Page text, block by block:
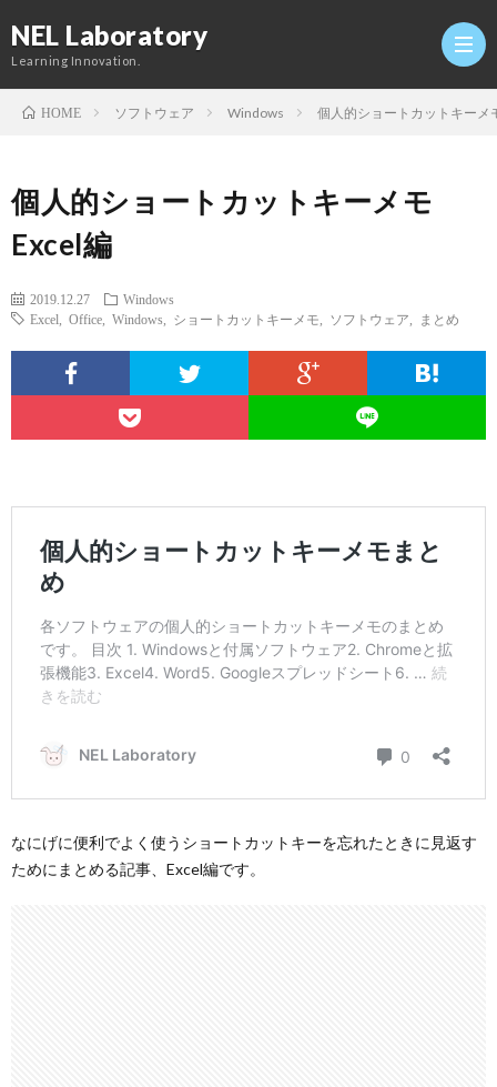
NEL Laboratory
Learning Innovation.
HOME ソフトウェア Windows 個人的ショートカットキーメ
個人的ショートカットキーメモ
Excel編
2019.12.27
Windows
Excel
Office Windows ショートカットキーメモ ソフトウェア まとめ
なにげに便利でよく使うショートカットキーを忘れたときに見返す
ためにまとめる記事、Excel編です。